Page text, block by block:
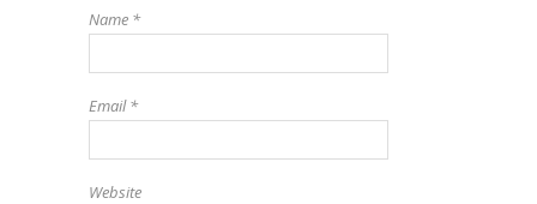
Name *
Email*
Website